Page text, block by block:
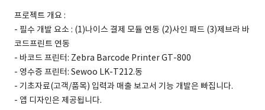
프로젝트 개요 :
- 필수 개발 요소 : (1)나이스 결제 모듈 연동 (2)사인 패드 (3)제브라 바
코드프린트 연동
- 바코드 프린터: Zebra Barcode Printer GT-800
- 영수증 프린터: Sewoo LK-T212.동
- 기초자료(고객/품목) 입력과 매출 보고서 기능 개발은 빠집니다.
- 앱 디자인은 제공됩니다.